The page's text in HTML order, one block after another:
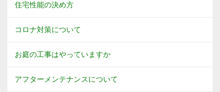
住宅性能の決め方
コロナ対策について
お庭の工事はやっていますか
アフターメンテナンスについて